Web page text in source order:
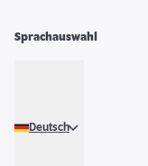
Sprachauswahl
Deutsch